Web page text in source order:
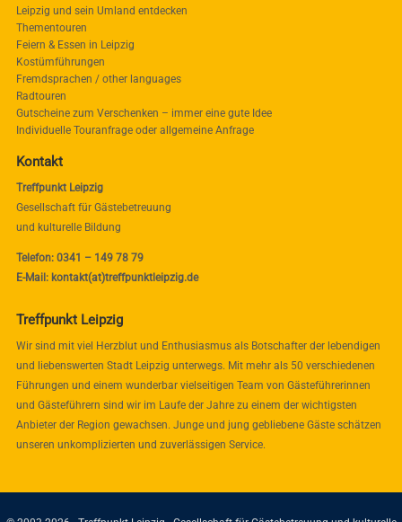
Leipzig und sein Umland entdecken
Thementouren
Feiern & Essen in Leipzig
Kostümführungen
Fremdsprachen / other languages
Radtouren
Gutscheine zum Verschenken – immer eine gute Idee
Individuelle Touranfrage oder allgemeine Anfrage
Kontakt
Treffpunkt Leipzig
Gesellschaft für Gästebetreuung
und kulturelle Bildung
Telefon: 0341 – 149 78 79
E-Mail: kontakt(at)treffpunktleipzig.de
Treffpunkt Leipzig
Wir sind mit viel Herzblut und Enthusiasmus als Botschafter der lebendigen
und liebenswerten Stadt Leipzig unterwegs. Mit mehr als 50 verschiedenen
Führungen und einem wunderbar vielseitigen Team von Gästeführerinnen
und Gästeführern sind wir im Laufe der Jahre zu einem der wichtigsten
Anbieter der Region gewachsen. Junge und jung gebliebene Gäste schätzen
unseren unkomplizierten und zuverlässigen Service.